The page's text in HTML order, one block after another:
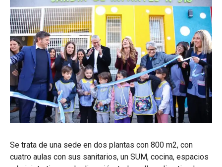
Se trata de una sede en dos plantas con 800 m2, con
cuatro aulas con sus sanitarios, un SUM, cocina, espacios